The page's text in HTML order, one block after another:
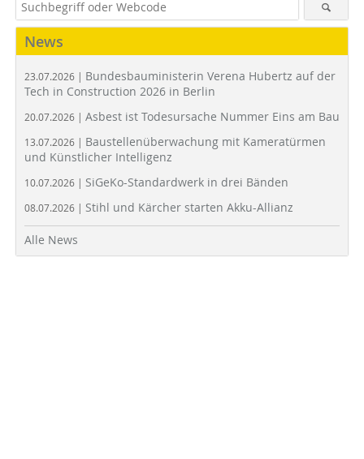
News
23.07.2026 | Bundesbauministerin Verena Hubertz auf der
Tech in Construction 2026 in Berlin
20.07.2026 | Asbest ist Todesursache Nummer Eins am Bau
13.07.2026 | Baustellenüberwachung mit Kameratürmen
und Künstlicher Intelligenz
10.07.2026 | SiGeKo-Standardwerk in drei Bänden
08.07.2026 | Stihl und Kärcher starten Akku-Allianz
Alle News